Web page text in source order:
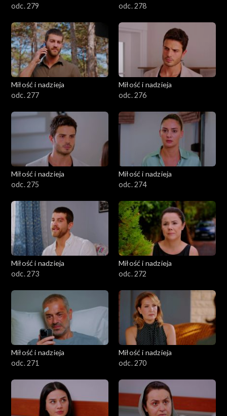
odc. 279
odc. 278
Miłość i nadzieja
odc. 277
Miłość i nadzieja
odc. 276
Miłość i nadzieja
odc. 275
Miłość i nadzieja
odc. 274
Miłość i nadzieja
odc. 273
Miłość i nadzieja
odc. 272
Miłość i nadzieja
odc. 271
Miłość i nadzieja
odc. 270